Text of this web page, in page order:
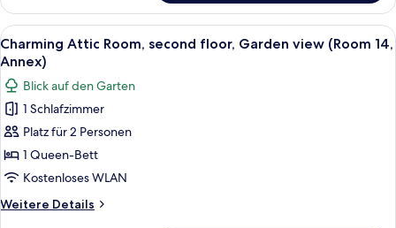
anzeigen
Double
Room,
Garden
View,
Floor
(Room
12,
Annex)
Alle
Fotos
für
Charming
Attic
Room,
second
floor,
Garden
view
Ein Schlafzimmer mit Bett, Kissen,
6
Charming Attic Room, second floor, Garden view (Room 14,
Annex)
Blick auf den Garten
1 Schlafzimmer
Platz für 2 Personen
1 Queen-Bett
Kostenloses WLAN
Weitere Details
Weitere